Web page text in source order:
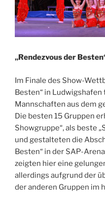
„Rendezvous der
Im Finale des Show-
Besten“ in
Mannschaften aus dem
Die besten 15 Gruppen
Showgruppe“, als beste
und gestalteten die
Besten“ in der SAP-
zeigten hier eine
allerdings aufgrund der
der anderen Gruppen im